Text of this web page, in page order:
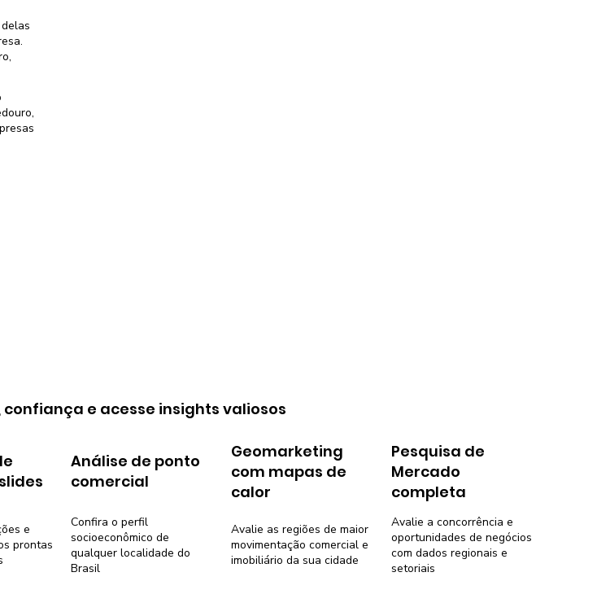
e
prontas
Análise de ponto
comercial
Confira o perfil
socioeconômico de
qualquer localidade do
Brasil
Geomarketing
com mapas de
calor
Avalie as regiões de maior
movimentação comercial e
imobiliário da sua cidade
Pesquisa de
Mercado
completa
Avalie a concorrência e
oportunidades de negócios
com dados regionais e
setoriais
confiança e acesse insights valiosos